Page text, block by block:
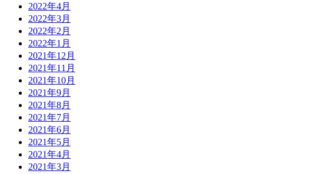
2022年4月
2022年3月
2022年2月
2022年1月
2021年12月
2021年11月
2021年10月
2021年9月
2021年8月
2021年7月
2021年6月
2021年5月
2021年4月
2021年3月